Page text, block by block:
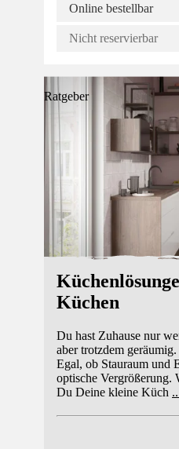
Online bestellbar
Nicht reservierbar
Ratgeber
Küchen
Du hast Zuhause nur
aber trotzdem
Egal, ob Stauraum und
optische
Du Deine kleine Küch